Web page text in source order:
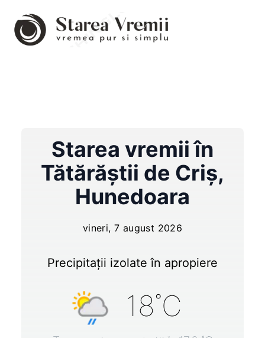
Starea vremii în
Tătărăştii de Criş,
Hunedoara
vineri, 7 august 2026
Precipitații izolate în apropiere
18˚C